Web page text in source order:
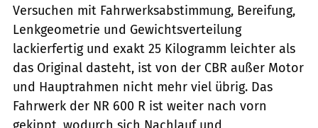
Versuchen mit Fahrwerksabstimmung, Bereifung,
Lenkgeometrie und Gewichtsverteilung
lackierfertig und exakt 25 Kilogramm leichter als
das Original dasteht, ist von der CBR außer Motor
und Hauptrahmen nicht mehr viel übrig. Das
Fahrwerk der NR 600 R ist weiter nach vorn